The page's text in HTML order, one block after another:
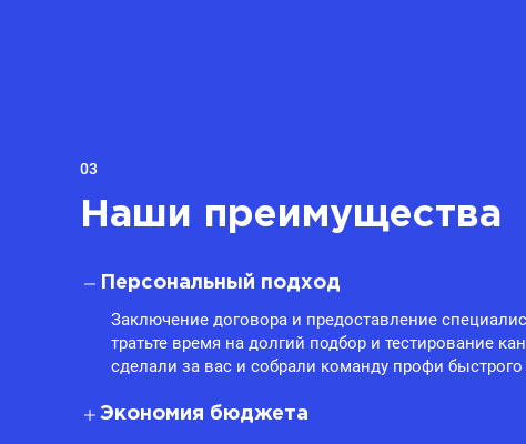
03
Наши преимущества
Персональный подход
Заключение договора и предоставление
тратьте время на долгий подбор и тестирование
сделали за вас и собрали команду профи быстрого
Экономия бюджета